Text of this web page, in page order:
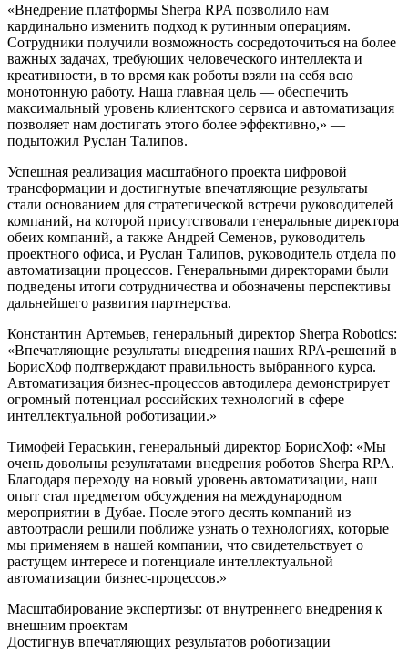
«Внедрение платформы Sherpa RPA позволило нам
кардинально изменить подход к рутинным операциям.
Сотрудники получили возможность сосредоточиться на более
важных задачах, требующих человеческого интеллекта и
креативности, в то время как роботы взяли на себя всю
монотонную работу. Наша главная цель — обеспечить
максимальный уровень клиентского сервиса и автоматизация
позволяет нам достигать этого более эффективно,» —
подытожил Руслан Талипов.
Успешная реализация масштабного проекта цифровой
трансформации и достигнутые впечатляющие результаты
стали основанием для стратегической встречи руководителей
компаний, на которой присутствовали генеральные директора
обеих компаний, а также Андрей Семенов, руководитель
проектного офиса, и Руслан Талипов, руководитель отдела по
автоматизации процессов. Генеральными директорами были
подведены итоги сотрудничества и обозначены перспективы
дальнейшего развития партнерства.
Константин Артемьев, генеральный директор Sherpa Robotics:
«Впечатляющие результаты внедрения наших RPA-решений в
БорисХоф подтверждают правильность выбранного курса.
Автоматизация бизнес-процессов автодилера демонстрирует
огромный потенциал российских технологий в сфере
интеллектуальной роботизации.»
Тимофей Гераськин, генеральный директор БорисХоф: «Мы
очень довольны результатами внедрения роботов Sherpa RPA.
Благодаря переходу на новый уровень автоматизации, наш
опыт стал предметом обсуждения на международном
мероприятии в Дубае. После этого десять компаний из
автоотрасли решили поближе узнать о технологиях, которые
мы применяем в нашей компании, что свидетельствует о
растущем интересе и потенциале интеллектуальной
автоматизации бизнес-процессов.»
Масштабирование экспертизы: от внутреннего внедрения к
внешним проектам
Достигнув впечатляющих результатов роботизации